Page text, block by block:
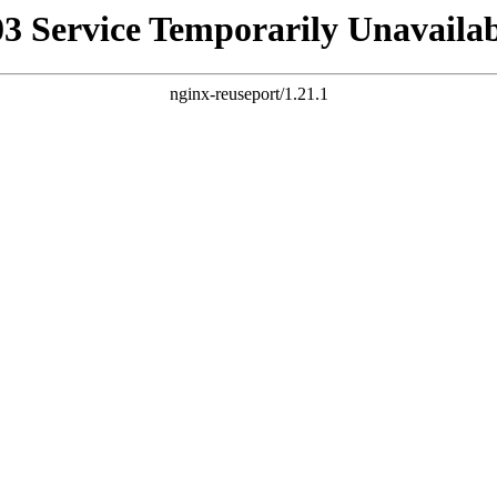
Service Temporarily
nginx-reuseport/1.21.1